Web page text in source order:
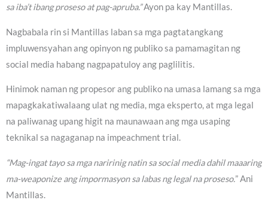
sa iba’t ibang proseso at pag-apruba.”Ayon pa kay Mantillas.
Nagbabala rin si Mantillas laban sa mga pagtatangkang
impluwensyahan ang opinyon ng publiko sa pamamagitan ng
social media habang nagpapatuloy ang paglilitis.
Hinimok naman ng propesor ang publiko na umasa lamang sa mga
mapagkakatiwalaang ulat ng media, mga eksperto, at mga legal
na paliwanag upang higit na maunawaan ang mga usaping
teknikal sa nagaganap na impeachment trial.
“Mag-ingat tayo sa mga naririnig natin sa social media dahil maaaring
ma-weaponize ang impormasyon sa labas ng legal na proseso.” Ani
Mantillas.